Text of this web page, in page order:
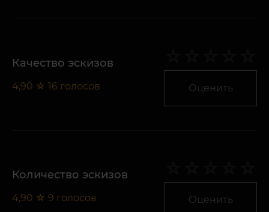
Качество эскизов
4,90 ☆ 16 голосов Оценить
Количество эскизов
4,90 ☆ 9 голосов Оценить